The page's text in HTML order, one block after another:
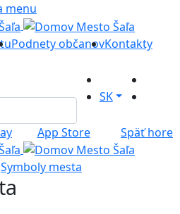
menu
Podnety občanovKontakty
SK
App Store Späť hore
Symboly mesta